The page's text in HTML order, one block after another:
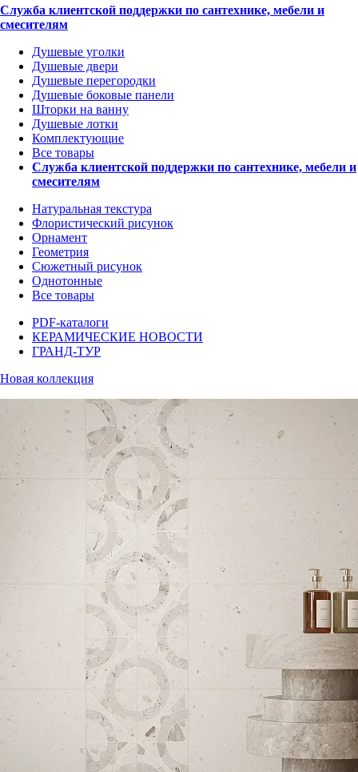
Служба клиентской поддержки по сантехнике, мебели и
смесителям
Душевые уголки
Душевые двери
Душевые перегородки
Душевые боковые панели
Шторки на ванну
Душевые лотки
Комплектующие
Все товары
Служба клиентской поддержки по сантехнике, мебели и
смесителям
Натуральная текстура
Флористический рисунок
Орнамент
Геометрия
Сюжетный рисунок
Однотонные
Все товары
PDF-каталоги
КЕРАМИЧЕСКИЕ НОВОСТИ
ГРАНД-ТУР
Новая коллекция